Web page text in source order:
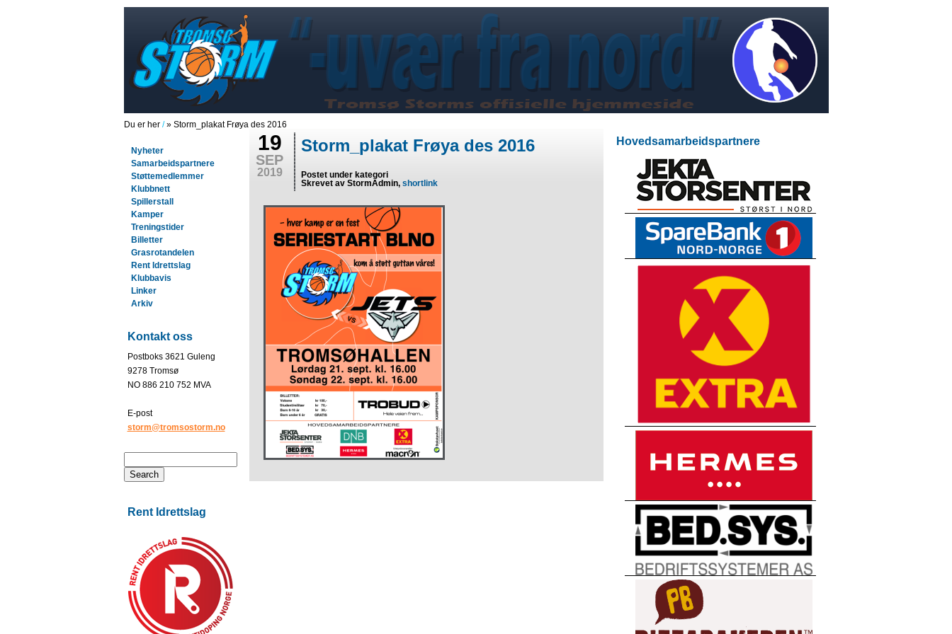
Du er her /» Storm_plakat Frøya des 2016
Nyheter
Samarbeidspartnere
Støttemedlemmer
Klubbnett
Spillerstall
Kamper
Treningstider
Billetter
Grasrotandelen
Rent Idrettslag
Klubbavis
Linker
Arkiv
Kontakt oss
Postboks 3621 Guleng
9278 Tromsø
NO 886 210 752 MVA
E-post
storm@tromsostorm.no
Rent Idrettslag
19
SEP
2019
Storm_plakat Frøya des 2016
Postet under kategori
Skrevet av StormAdmin, shortlink
Hovedsamarbeidspartnere